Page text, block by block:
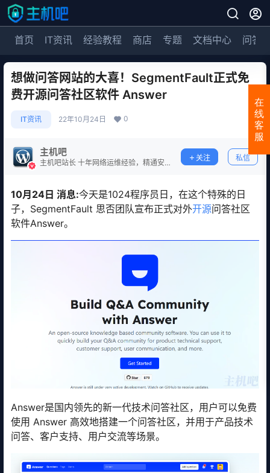
首页 IT资讯 经验教程 商店 专题 文档中心 问答
想做问答网站的大喜！SegmentFault正式免
费开源问答社区软件 Answer
IT资讯 22年10月24日 0
主机吧
主机吧站长 十年网络运维经验，精通安
关注 私信
10月24日 消息:今天是1024程序员日，在这个特殊的日
子，SegmentFault 思否团队宣布正式对外开源问答社区
软件Answer。
Answer是国内领先的新一代技术问答社区，用户可以免费
使用 Answer 高效地搭建一个问答社区，并用于产品技术
问答、客户支持、用户交流等场景。
在
线
客
服